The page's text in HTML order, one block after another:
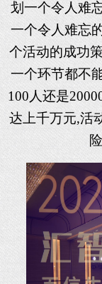
划一个令人难
一个令人难忘
个活动的成功
一个环节都不
100人还是
达上千万元,活